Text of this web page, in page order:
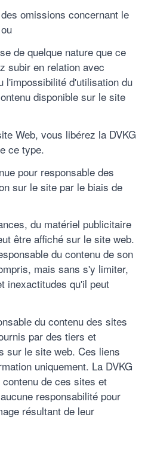
omissions concernant le
de quelque nature que ce
subir en relation avec
l'impossibilité d'utilisation du
disponible sur le site
Web, vous libérez la DVKG
ce type.
pour responsable des
sur le site par le biais de
du matériel publicitaire
être affiché sur le site web.
du contenu de son
mais sans s'y limiter,
inexactitudes qu'il peut
du contenu des sites
par des tiers et
sur le site web. Ces liens
uniquement. La DVKG
de ces sites et
responsabilité pour
résultant de leur